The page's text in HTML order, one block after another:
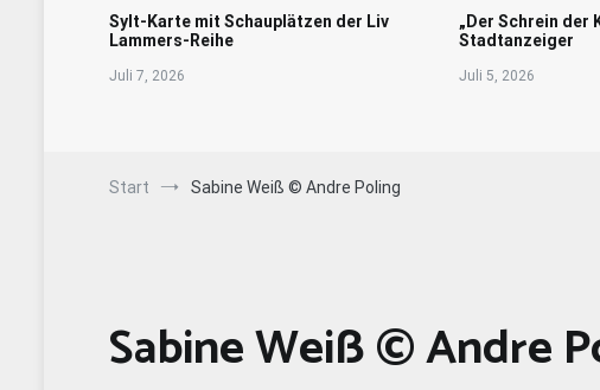
Sylt-Karte mit Schauplätzen der Liv
Lammers-Reihe
Juli 7, 2026
„Der Schrein der
Stadtanzeiger
Juli 5, 2026
Start Sabine Weiß © Andre Poling
Sabine Weiß © Andre